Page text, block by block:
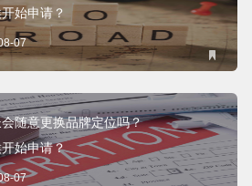
始申请？
07
随意更换品牌定位吗？
始申请？
07